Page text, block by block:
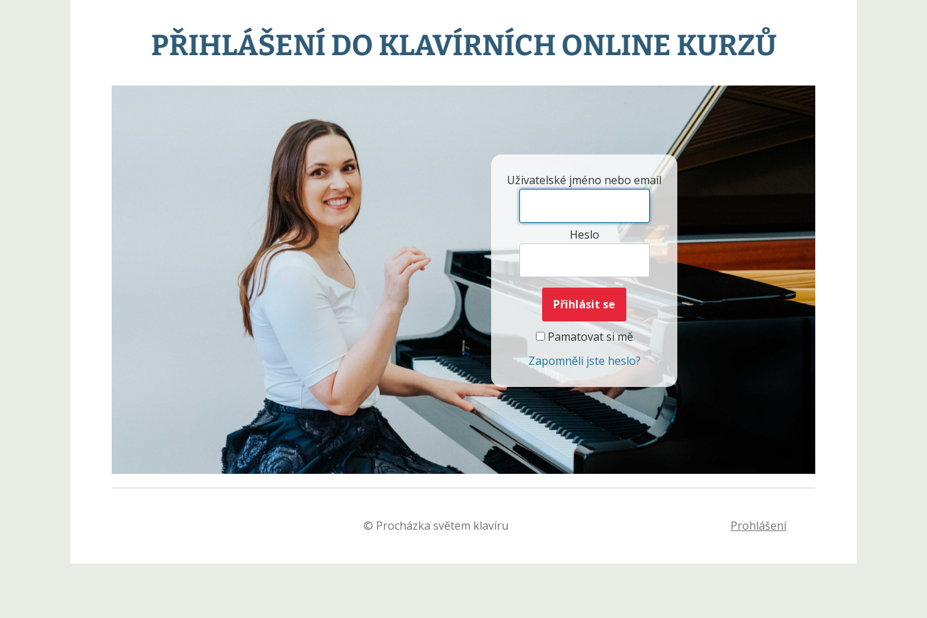
PŘIHLÁŠENÍ DO KLAVÍRNÍCH ONLINE KURZŮ
Uživatelské jméno nebo email
Heslo
Pamatovat si mě
Zapomněli jste heslo?
© Procházka světem klavíru Prohlášení